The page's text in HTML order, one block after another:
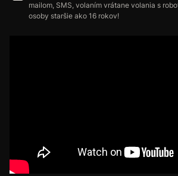
mailom, SMS, volaním vrátane volania s
osoby staršie ako 16 rokov!